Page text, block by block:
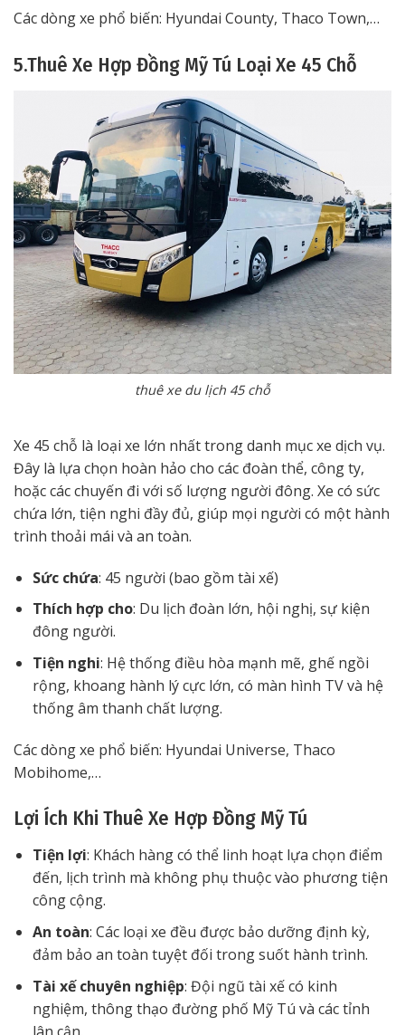
Các dòng xe phổ biến: Hyundai County, Thaco Town,…
5.Thuê Xe Hợp Đồng Mỹ Tú Loại Xe 45 Chỗ
thuê xe du lịch 45 chỗ
Xe 45 chỗ là loại xe lớn nhất trong danh mục xe dịch vụ.
Đây là lựa chọn hoàn hảo cho các đoàn thể, công ty,
hoặc các chuyến đi với số lượng người đông. Xe có sức
chứa lớn, tiện nghi đầy đủ, giúp mọi người có một hành
trình thoải mái và an toàn.
Sức chứa: 45 người (bao gồm tài xế)
Thích hợp cho: Du lịch đoàn lớn, hội nghị, sự kiện
đông người.
Tiện nghi: Hệ thống điều hòa mạnh mẽ, ghế ngồi
rộng, khoang hành lý cực lớn, có màn hình TV và hệ
thống âm thanh chất lượng.
Các dòng xe phổ biến: Hyundai Universe, Thaco
Mobihome,…
Lợi Ích Khi Thuê Xe Hợp Đồng Mỹ Tú
Tiện lợi: Khách hàng có thể linh hoạt lựa chọn điểm
đến, lịch trình mà không phụ thuộc vào phương tiện
công cộng.
An toàn: Các loại xe đều được bảo dưỡng định kỳ,
đảm bảo an toàn tuyệt đối trong suốt hành trình.
Tài xế chuyên nghiệp: Đội ngũ tài xế có kinh
nghiệm, thông thạo đường phố Mỹ Tú và các tỉnh
lân cận.